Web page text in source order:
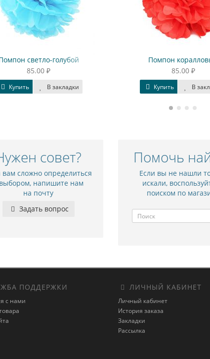
светло-голубой
85.00 ₽
Купить В закладки
Помпон
85.00 ₽
Купить В
совет?
вам сложно определиться
напишите нам
на почту
Задать вопрос
Помочь
Если вы не нашли
искали,
поиском по
ПОДДЕРЖКИ
с нами
ЛИЧНЫЙ КАБИНЕТ
Личный кабинет
История заказа
Закладки
Рассылка